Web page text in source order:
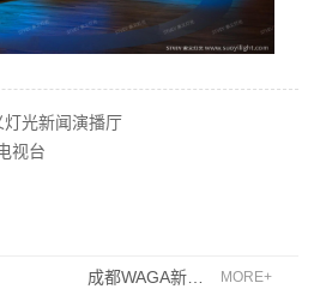
灯光新闻演播厅
视台
MORE+
成都WAGA新闻电视台